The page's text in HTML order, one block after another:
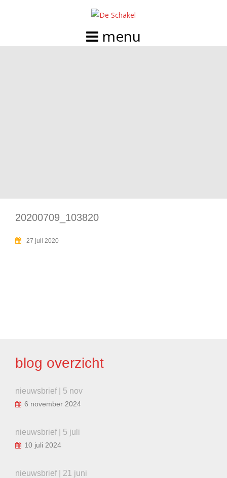
20200709_103820
27 juli 2020
blog overzicht
nieuwsbrief | 5 nov
6 november 2024
nieuwsbrief | 5 juli
10 juli 2024
nieuwsbrief | 21 juni